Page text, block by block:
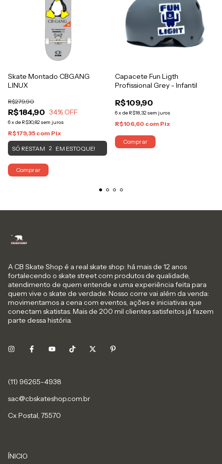
Skate Montado CBGANG
LINUX
R$184,90
R$279,90
34% OFF
6x de R$30,82 sem juros
R$179,35 com Pix
SÓ RESTAM 2 EM ESTOQUE!
Comprar
Capacete Fun Ligth
Profissional Grey - Infantil
R$109,90
6x de R$18,32 sem juros
R$106,60 com Pix
Comprar
A CB Skate Shop é a real skate shop: há mais de 12 anos
fortalecendo o skate street com produtos de qualidade,
atendimento de quem entende e uma experiência feita para
quem vive o skate de verdade. Nosso corre vai além da venda:
movimentamos a cena com eventos, ações e iniciativas que
conectam skatistas. Mais de 200 mil clientes satisfeitos já fazem
parte dessa história.
sac@cbskateshop.com.br
Cx Postal, 75570
ÍNICIO